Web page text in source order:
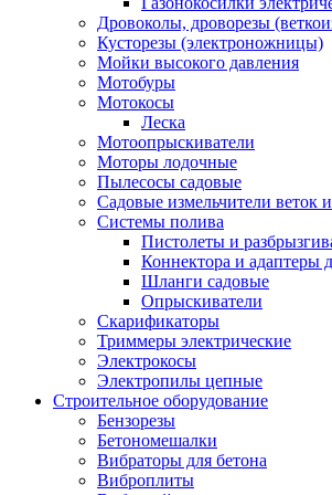
Дровоколы, дроворезы
Кусторезы (электроножницы)
Мойки высокого давления
Мотобуры
Мотокосы
Леска
Мотоопрыскиватели
Моторы лодочные
Пылесосы садовые
Садовые измельчители веток
Системы полива
Пистолеты и
Коннектора и адаптеры
Шланги садовые
Опрыскиватели
Скарификаторы
Триммеры электрические
Электрокосы
Электропилы цепные
Строительное оборудование
Бензорезы
Бетономешалки
Вибраторы для бетона
Виброплиты